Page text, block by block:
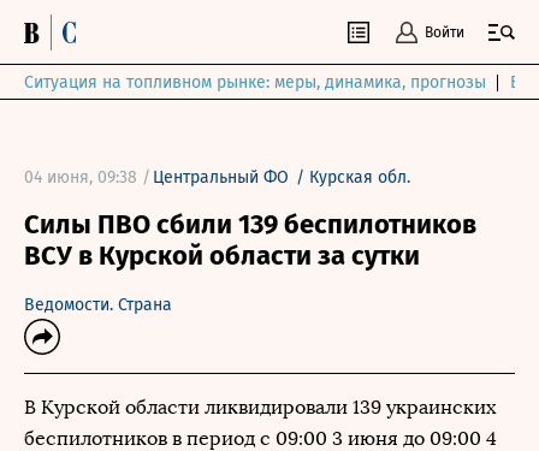
Войти
Ситуация на топливном рынке: меры, динамика, прогнозы
04 июня, 09:38 / Центральный ФО / Курская обл.
Силы ПВО сбили 139 беспилотников
ВСУ в Курской области за сутки
Ведомости. Страна
В Курской области ликвидировали 139 украинских
беспилотников в период с 09:00 3 июня до 09:00 4